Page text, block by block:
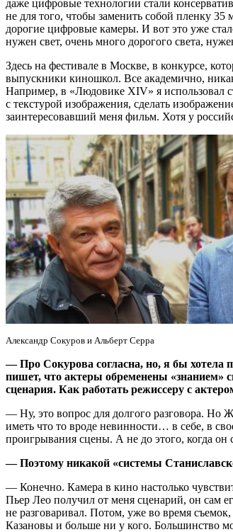
даже цифровые технологии стали
не для того, чтобы заменить собой пленку
дорогие цифровые камеры. И вот это уже
нужен свет, очень много дорогого света,
Здесь на фестивале в Москве, в конкурсе,
выпускники киношкол. Все академично,
Например, в «Людовике XIV» я использовал
с текстурой изображения, сделать
заинтересовавший меня фильм. Хотя у
Александр Сокуров и Альберт Серра
— Про Сокурова согласна, но, я бы хотела
пишет, что актеры обременены «знанием»
сценария. Как работать режиссеру с
— Ну, это вопрос для долгого разговора. Но
иметь что то вроде невинности… в себе, в
проигрывания сцены. А не до этого, когда он
— Поэтому никакой «системы
— Конечно. Камера в кино настолько
Пьер Лео получил от меня сценарий, он сам
не разговаривал. Потом, уже во время
Казановы и больше ни у кого. Большинство